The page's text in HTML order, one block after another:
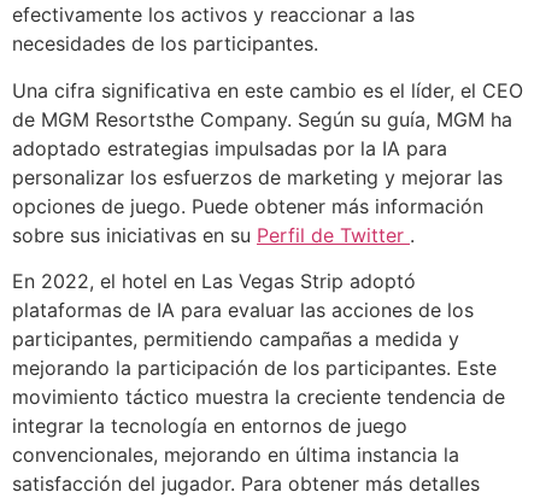
efectivamente los activos y reaccionar a las
necesidades de los participantes.
Una cifra significativa en este cambio es el líder, el CEO
de MGM Resortsthe Company. Según su guía, MGM ha
adoptado estrategias impulsadas por la IA para
personalizar los esfuerzos de marketing y mejorar las
opciones de juego. Puede obtener más información
sobre sus iniciativas en su Perfil de Twitter .
En 2022, el hotel en Las Vegas Strip adoptó
plataformas de IA para evaluar las acciones de los
participantes, permitiendo campañas a medida y
mejorando la participación de los participantes. Este
movimiento táctico muestra la creciente tendencia de
integrar la tecnología en entornos de juego
convencionales, mejorando en última instancia la
satisfacción del jugador. Para obtener más detalles